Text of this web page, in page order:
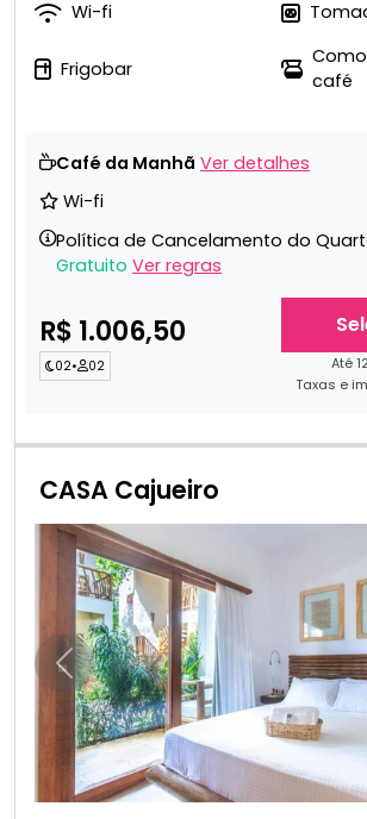
Wi-fi
Frigobar
café
Café da Manhã Ver detalhes
Wi-fi
Política de Cancelamento do
Gratuito Ver regras
R$ 1.006,50
02• 02
Até
Taxas e
CASA Cajueiro
Anterior